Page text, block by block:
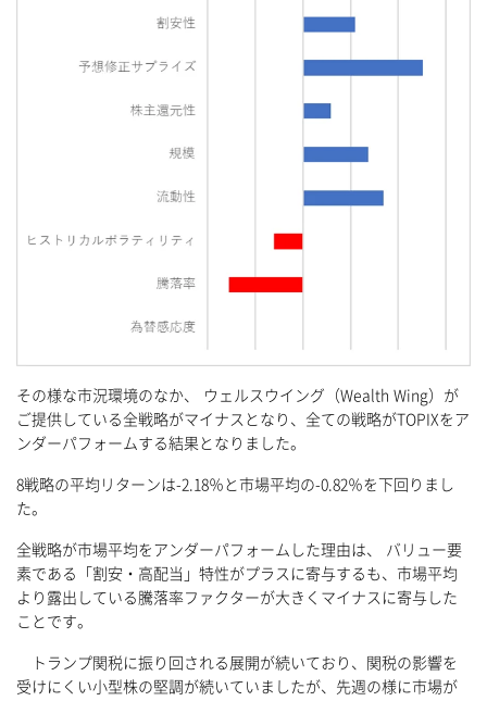
その様な市況環境のなか、 ウェルスウイング（Wealth Wing）が
ご提供している全戦略がマイナスとなり、全ての戦略がTOPIXをア
ンダーパフォームする結果となりました。
8戦略の平均リターンは-2.18％と市場平均の-0.82％を下回りまし
た。
全戦略が市場平均をアンダーパフォームした理由は、 バリュー要
素である「割安・高配当」特性がプラスに寄与するも、市場平均
より露出している騰落率ファクターが大きくマイナスに寄与した
ことです。
トランプ関税に振り回される展開が続いており、関税の影響を
受けにくい小型株の堅調が続いていましたが、先週の様に市場が